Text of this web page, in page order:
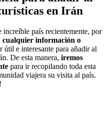
en Irán
increíble país recientemente, por
cualquier información o
útil e interesante para añadir al
De esta manera, iremos
para ir recopilando toda esta
viajera su visita al país.